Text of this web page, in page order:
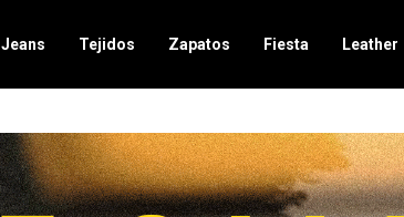
Jeans Tejidos Zapatos Fiesta Leather